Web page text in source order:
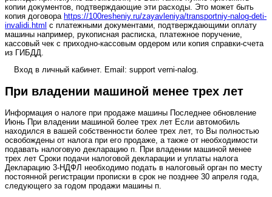
копии документов, подтверждающие эти расходы. Это может быть
копия договора https://100resheniy.ru/zayavleniya/transportniy-nalog-deti-
invalidi.html с платежными документами, подтверждающими оплату
машины например, рукописная расписка, платежное поручение,
кассовый чек с приходно-кассовым ордером или копия справки-счета
из ГИБДД.
Вход в личный кабинет. Email: support verni-nalog.
При владении машиной менее трех лет
Информация о налоге при продаже машины Последнее обновление
Июнь При владении машиной более трех лет Если автомобиль
находился в вашей собственности более трех лет, то Вы полностью
освобождены от налога при его продаже, а также от необходимости
подавать налоговую декларацию п. При владении машиной менее
трех лет Сроки подачи налоговой декларации и уплаты налога
Декларацию 3-НДФЛ необходимо подать в налоговый орган по месту
постоянной регистрации прописки в срок не позднее 30 апреля года,
следующего за годом продажи машины п.